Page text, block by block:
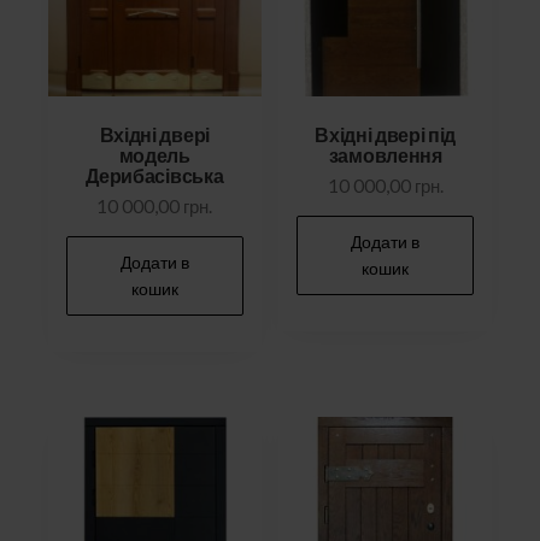
Вхідні двері
модель
Дерибасівська
10 000,00 грн.
Додати в
кошик
Вхідні двері під
замовлення
10 000,00 грн.
Додати в
кошик